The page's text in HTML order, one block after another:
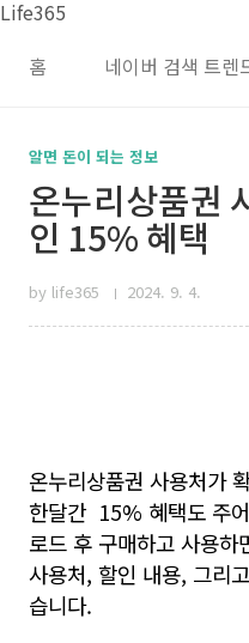
본문 바로가기
Life365
홈
네이버 검색 트렌
알면 돈이 되는 정보
온누리상품권
인 15% 혜택
by life365 2024. 9. 4.
온누리상품권 사용처가
한달간 15% 혜택도 주
로드 후 구매하고 사용하
사용처, 할인 내용, 그리
습니다.